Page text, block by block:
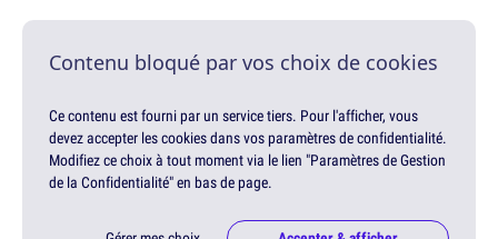
Contenu bloqué par vos choix de cookies
Ce contenu est fourni par un service tiers. Pour l'afficher, vous
devez accepter les cookies dans vos paramètres de confidentialité.
Modifiez ce choix à tout moment via le lien "Paramètres de Gestion
de la Confidentialité" en bas de page.